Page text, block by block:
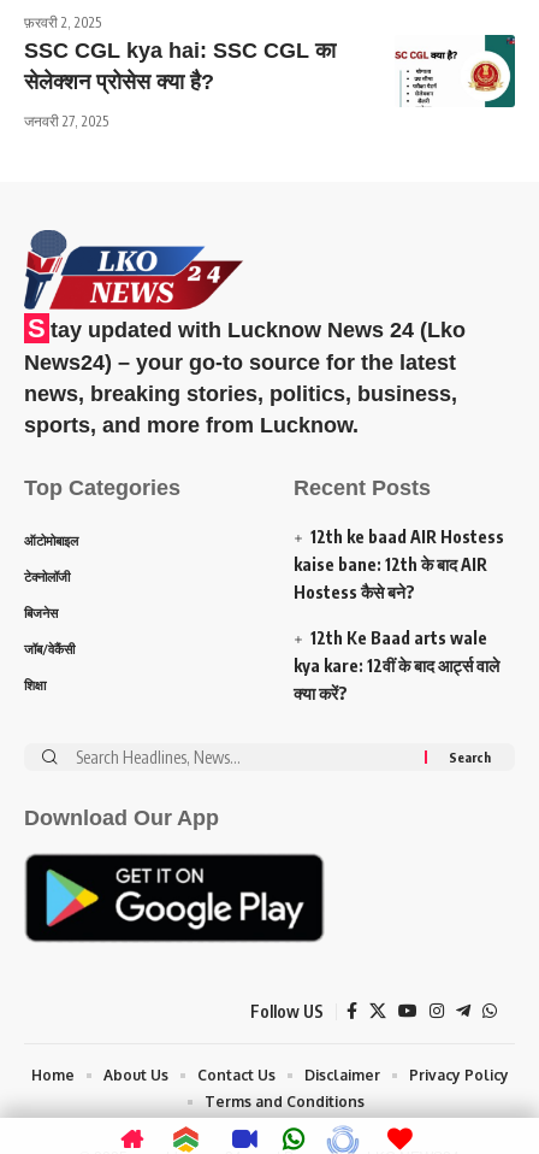
फ़रवरी 2, 2025
SSC CGL kya hai: SSC CGL का
सेलेक्शन प्रोसेस क्या है?
जनवरी 27, 2025
S tay updated with Lucknow News 24 (Lko
News24) – your go-to source for the latest
news, breaking stories, politics, business,
sports, and more from Lucknow.
Top Categories
ऑटोमोबाइल
टेक्नोलॉजी
बिजनेस
जॉब/वेकैंसी
शिक्षा
Recent Posts
12th ke baad AIR Hostess
kaise bane: 12th के बाद AIR
Hostess कैसे बने?
12th Ke Baad arts wale
kya kare: 12वीं के बाद आर्ट्स वाले
क्या करें?
Search
Download Our App
Follow US
Home About Us Contact Us Disclaimer
Privacy Policy
Terms and Conditions